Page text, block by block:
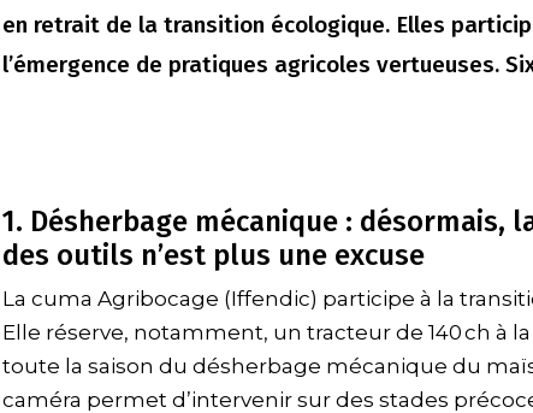
en retrait de la transition écologique. Elles
l’émergence de pratiques agricoles vertueuses.
1. Désherbage mécanique : désormais,
des outils n’est plus une excuse
La cuma Agribocage (Iffendic) participe à la
Elle réserve, notamment, un tracteur de 140 ch à
toute la saison du désherbage mécanique du
caméra permet d’intervenir sur des stades